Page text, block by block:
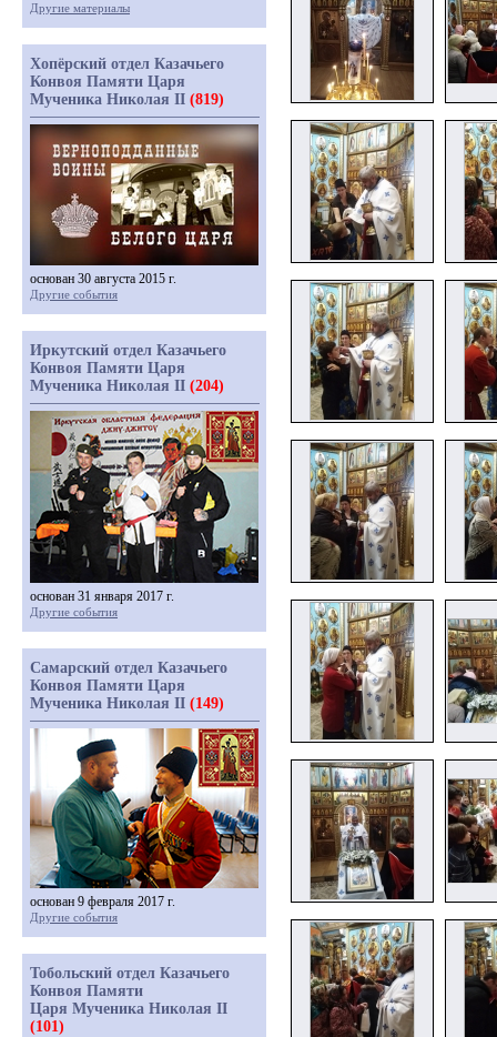
Другие материалы
Хопёрский отдел Казачьего
Конвоя Памяти Царя
Мученика Николая II (819)
основан 30 августа 2015 г.
Другие события
Иркутский отдел Казачьего
Конвоя Памяти Царя
Мученика Николая II (204)
основан 31 января 2017 г.
Другие события
Самарский отдел Казачьего
Конвоя Памяти Царя
Мученика Николая II (149)
основан 9 февраля 2017 г.
Другие события
Тобольский отдел Казачьего
Конвоя Памяти
Царя Мученика Николая II
(101)